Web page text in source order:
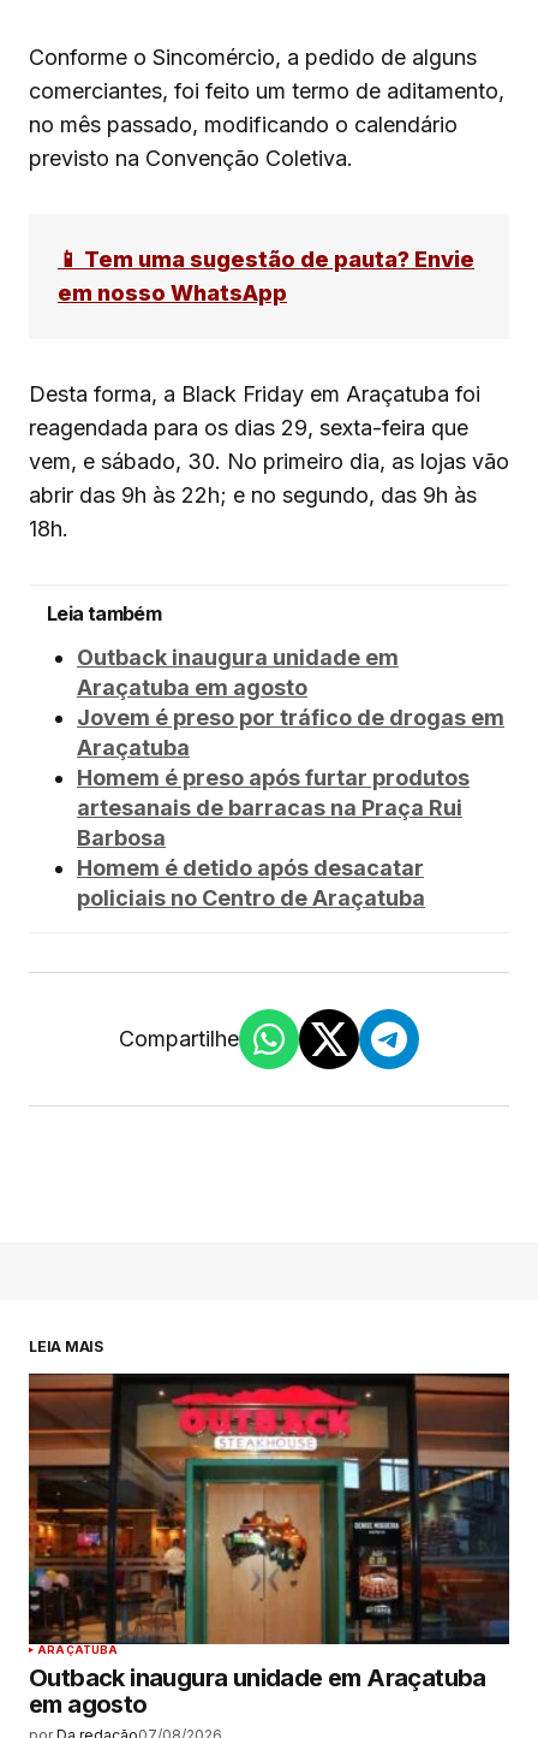
Conforme o Sincomércio, a pedido de alguns
comerciantes, foi feito um termo de aditamento,
no mês passado, modificando o calendário
previsto na Convenção Coletiva.
📱 Tem uma sugestão de pauta? Envie
em nosso WhatsApp
Desta forma, a Black Friday em Araçatuba foi
reagendada para os dias 29, sexta-feira que
vem, e sábado, 30. No primeiro dia, as lojas vão
abrir das 9h às 22h; e no segundo, das 9h às
18h.
Leia também
Outback inaugura unidade em
Araçatuba em agosto
Jovem é preso por tráfico de drogas em
Araçatuba
Homem é preso após furtar produtos
artesanais de barracas na Praça Rui
Barbosa
Homem é detido após desacatar
policiais no Centro de Araçatuba
Compartilhe
LEIA MAIS
ARAÇATUBA
Outback inaugura unidade em Araçatuba
em agosto